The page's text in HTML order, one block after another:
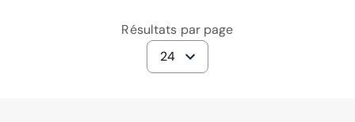
Résultats par page
24